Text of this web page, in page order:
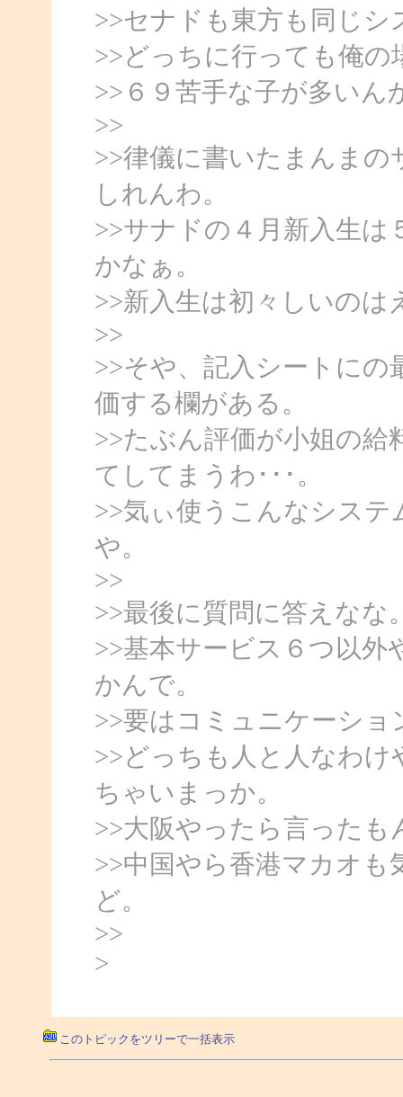
>>セナドも東方も同じシ
>>どっちに行っても俺
>>６９苦手な子が多いん
>>
>>律儀に書いたまんま
しれんわ。
>>サナドの４月新入生
かなぁ。
>>新入生は初々しいの
>>
>>そや、記入シートにの
価する欄がある。
>>たぶん評価が小姐の
てしてまうわ･･･。
>>気ぃ使うこんなシス
や。
>>
>>最後に質問に答えなな
>>基本サービス６つ以
かんで。
>>要はコミュニケーショ
>>どっちも人と人なわ
ちゃいまっか。
>>大阪やったら言ったも
>>中国やら香港マカオ
ど。
>>
>
このトピックをツリーで一括表示